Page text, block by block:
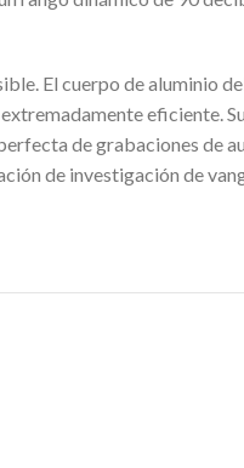
El cuerpo de aluminio
eficiente.
de grabaciones de
de investigación de